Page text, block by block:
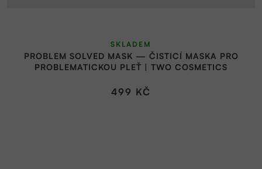
PROBLEM SOLVED MASK — ČISTICÍ MASKA PRO
PROBLEMATICKOU PLEŤ | TWO COSMETICS
SKLADEM
499 KČ